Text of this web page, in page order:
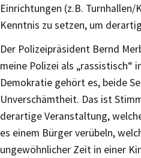
Einrichtungen (z.B.
Kenntnis zu setzen, um
Der Polizeipräsident Bernd
meine Polizei als „rassistisch“
Demokratie gehört es, beide
Unverschämtheit. Das ist
derartige Veranstaltung,
es einem Bürger verübeln,
ungewöhnlicher Zeit in einer